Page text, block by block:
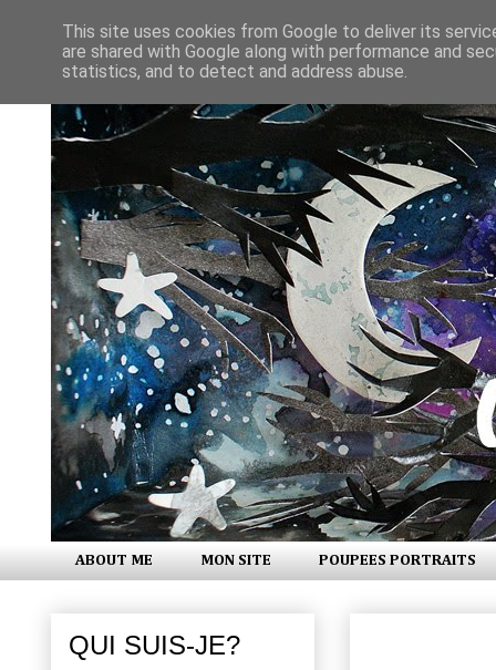
ABOUT ME MON SITE POUPEES PORTRAITS
QUI SUIS-JE?
This site uses cookies from Google to deliver its
are shared with Google along with performance and
statistics, and to detect and address abuse.